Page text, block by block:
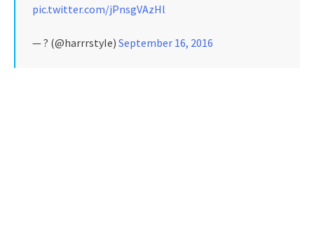
pic.twitter.com/jPnsgVAzHl
— ? (@harrrstyIe) September 16, 2016